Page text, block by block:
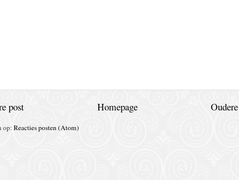
post Homepage
op: Reacties posten (Atom)